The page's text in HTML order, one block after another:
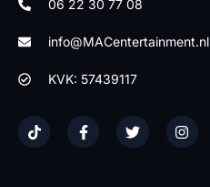
06 22 30 77 08
info@MACentertainment.nl
KVK: 57439117